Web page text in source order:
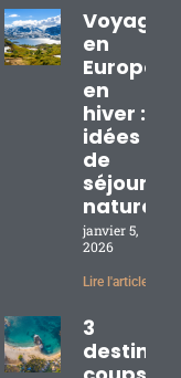
Voyage
en
Europe
en
hiver : 3
idées
de
séjours
nature
janvier 5,
2026
Lire l'article »
3